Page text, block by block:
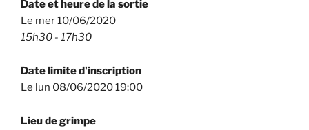
Date et heure de la sortie
Le mer 10/06/2020
15h30 - 17h30
Date limite d'inscription
Le lun 08/06/2020 19:00
Lieu de grimpe